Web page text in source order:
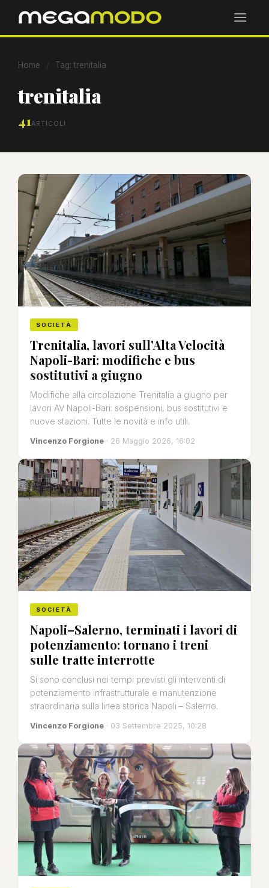
Home Tag: trenitalia
trenitalia
41ARTICOLI
SOCIETÀ
Trenitalia, lavori sull'Alta Velocità
Napoli-Bari: modifiche e bus
sostitutivi a giugno
Modifiche alla circolazione Trenitalia a giugno per
lavori AV Napoli-Bari: sospensioni, bus sostitutivi e
nuove stazioni. Tutte le novità e info utili.
Vincenzo Forgione · 26 Maggio 2026, 16:02
SOCIETÀ
Napoli–Salerno, terminati i lavori di
potenziamento: tornano i treni
sulle tratte interrotte
Si sono conclusi nei tempi previsti gli interventi di
potenziamento infrastrutturale e manutenzione
straordinaria sulla linea storica Napoli – Salerno.
Vincenzo Forgione · 03 Settembre 2025, 10:28